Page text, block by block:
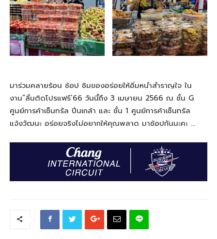
มาร่วมคลายร้อน ช้อป ชิมของอร่อยให้อิ่มหนำสำราญใจ ใน
งาน“ลิ้นติดโปรแฟร์’66 วันนี้ถึง 3 เมษายน 2566 ณ ชั้น G
ศูนย์การค้าเซ็นทรัล ปิ่นเกล้า และ ชั้น 1 ศูนย์การค้าเซ็นทรัล
แจ้งวัฒนะ อร่อยจริงไม่อยากให้คุณพลาด มาช้อปกันนะคะ …